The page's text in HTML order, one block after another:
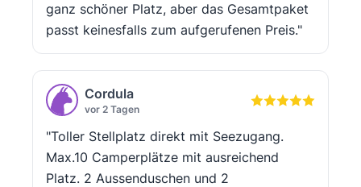
ganz schöner Platz, aber das Gesamtpaket
passt keinesfalls zum aufgerufenen Preis."
Cordula
vor 2 Tagen
"Toller Stellplatz direkt mit Seezugang.
Max.10 Camperplätze mit ausreichend
Platz. 2 Aussenduschen und 2